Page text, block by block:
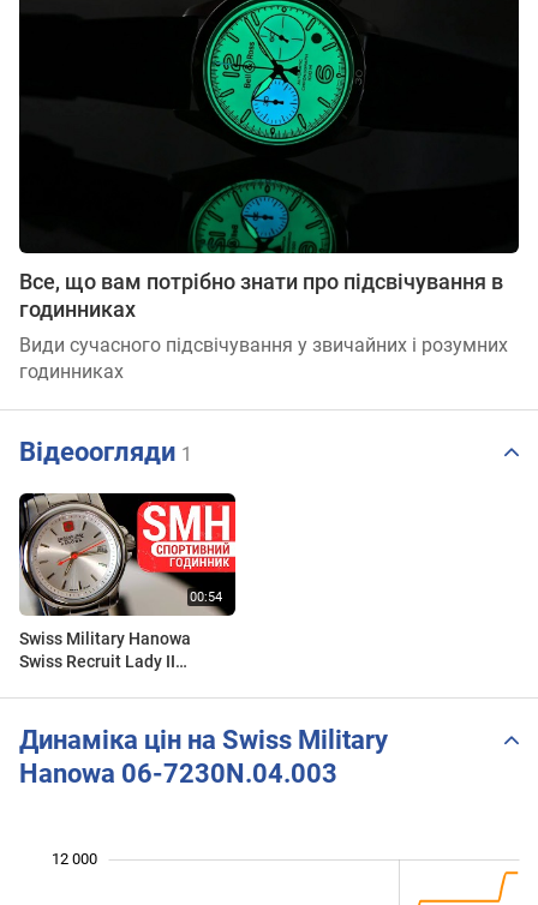
Все, що вам потрібно знати про підсвічування в
годинниках
Види сучасного підсвічування у звичайних і розумних
годинниках
Відеоогляди 1
Swiss Military Hanowa
Swiss Recruit Lady II
7230N.04.001
Динаміка цін на Swiss Military
Hanowa 06-7230N.04.003
12 000